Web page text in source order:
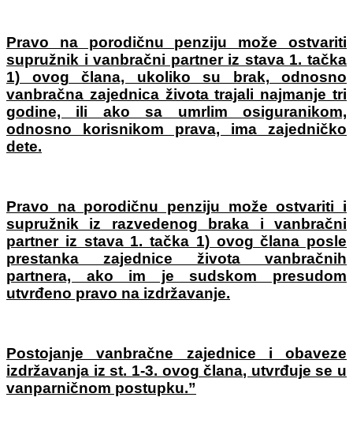
Pravo na porodičnu penziju može ostvariti
supružnik i vanbračni partner iz stava 1. tačka
1) ovog člana, ukoliko su brak, odnosno
vanbračna zajednica života trajali najmanje tri
godine, ili ako sa umrlim osiguranikom,
odnosno korisnikom prava, ima zajedničko
dete.
Pravo na porodičnu penziju može ostvariti i
supružnik iz razvedenog braka i vanbračni
partner iz stava 1. tačka 1) ovog člana posle
prestanka zajednice života vanbračnih
partnera, ako im je sudskom presudom
utvrđeno pravo na izdržavanje.
Postojanje vanbračne zajednice i obaveze
izdržavanja iz st. 1-3. ovog člana, utvrđuje se u
vanparničnom postupku.”